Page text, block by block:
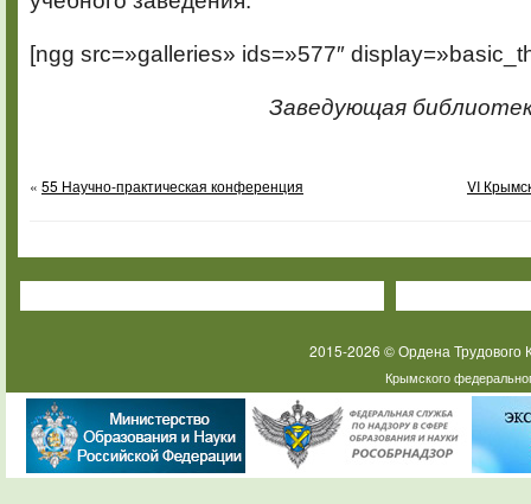
[ngg src=»galleries» ids=»577″
Заведующая
« 55 Научно-практическая конференция VI
2015-2026 © Ордена
Крымского